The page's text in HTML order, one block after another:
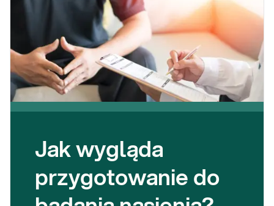
Jak wygląda
przygotowanie do